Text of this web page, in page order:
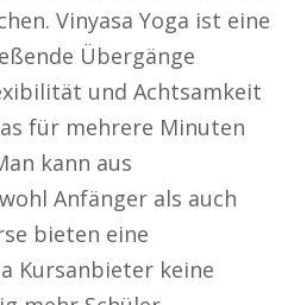
Vinyasa Yoga ist eine
Übergänge
und Achtsamkeit
für mehrere Minuten
kann aus
Anfänger als auch
bieten eine
Kursanbieter keine